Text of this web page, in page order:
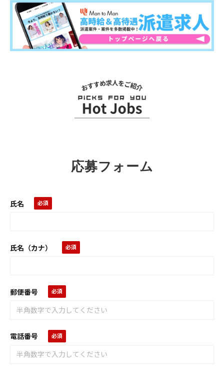
応募フォーム
氏名
氏名（カナ）
郵便番号
電話番号